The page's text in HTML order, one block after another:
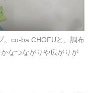
。co-ba CHOFUと、調布
なつながりや広がりが